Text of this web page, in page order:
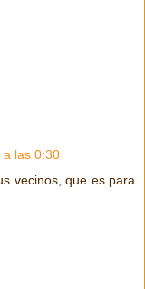
a las 0:30
vecinos, que es para